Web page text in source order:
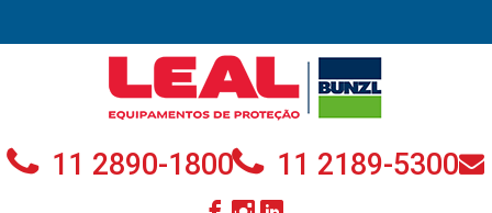
11 2890-1800 11 2189-5300